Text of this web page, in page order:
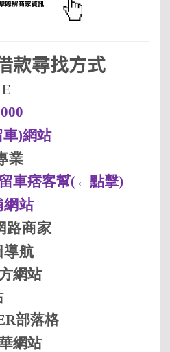
款尋找方式
)網站
業
車痞客幫(←點擊)
網站
路商家
導航
網站
部落格
網站